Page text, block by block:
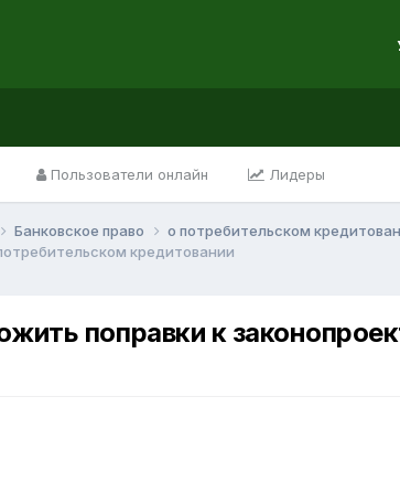
Пользователи онлайн Лидеры
Банковское право
о потребительском
кредитовании
поправки к